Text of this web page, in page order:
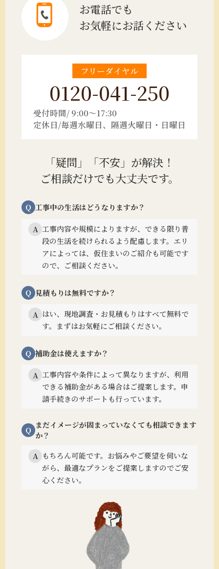
お電話でも
お気軽にお話ください
フリーダイヤル
0120-041-250
受付時間/ 9:00～17:30
定休日/毎週水曜日、隔週火曜日・日曜日
「疑問」「不安」が解決！
ご相談だけでも大丈夫です。
Q 工事中の生活はどうなりますか？
A 工事内容や規模によりますが、できる限り普
段の生活を続けられるよう配慮します。 エリ
アによっては、仮住まいのご紹介も可能です
ので、ご相談ください。
Q 見積もりは無料ですか？
A はい、現地調査・お見積もりはすべて無料で
す。まずはお気軽にご相談ください。
Q 補助金は使えますか？
A 工事内容や条件によって異なりますが、利用
できる補助金がある場合はご提案します。 申
請手続きのサポートも行っています。
Q
まだイメージが固まっていなくても相談できます
か？
A もちろん可能です。 お悩みやご要望を伺いな
がら、最適なプランをご提案しますのでご安
心ください。